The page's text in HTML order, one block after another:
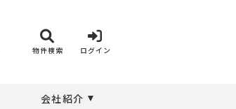
物件検索 ログイン
会社紹介